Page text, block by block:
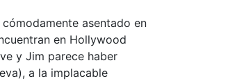
asentado en
en Hollywood
y Jim parece haber
a la implacable